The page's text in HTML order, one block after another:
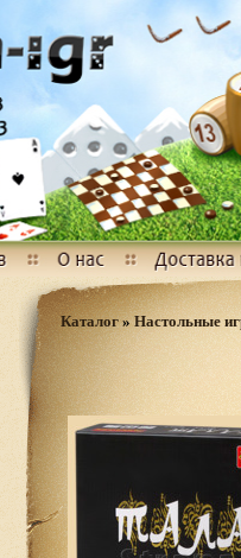
Каталог»Настольные